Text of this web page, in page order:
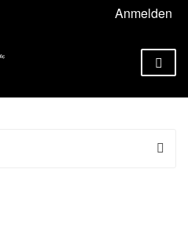
Anmelden